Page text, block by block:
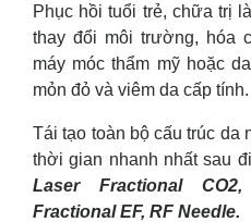
Phục hồi tuổi trẻ, chữa trị
thay đổi môi trường, hóa
máy móc thẩm mỹ hoặc
mỏn đỏ và viêm da cấp tính.
Tái tạo toàn bộ cấu trúc da
thời gian nhanh nhất sau
Laser Fractional
Fractional EF, RF Needle.